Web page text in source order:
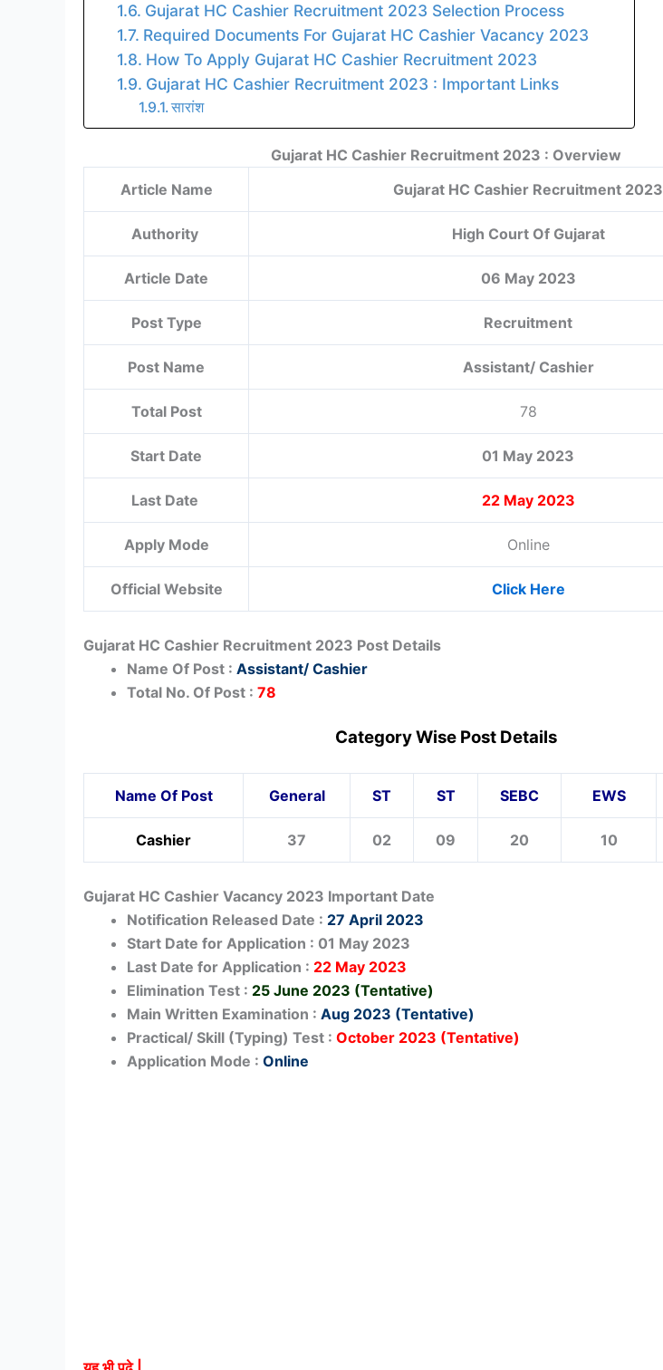
Gujarat HC Cashier Recruitment 2023 Selection Process
Required Documents For Gujarat HC Cashier Vacancy 2023
How To Apply Gujarat HC Cashier Recruitment 2023
Gujarat HC Cashier Recruitment 2023 : Important Links
सारांश
Gujarat HC Cashier Recruitment 2023 : Overview
Article Name
Gujarat HC Cashier Recruitment 2023
Authority High Court Of Gujarat
Article Date 06 May 2023
Post Type Recruitment
Post Name Assistant/ Cashier
Total Post 78
Start Date 01 May 2023
Last Date 22 May 2023
Apply Mode Online
Official Website Click Here
Gujarat HC Cashier Recruitment 2023 Post Details
Name Of Post : Assistant/ Cashier
Total No. Of Post : 78
Category Wise Post Details
Name Of Post General ST ST SEBC EWS
Cashier 37 02 09 20 10
Gujarat HC Cashier Vacancy 2023 Important Date
Notification Released Date : 27 April 2023
Start Date for Application : 01 May 2023
Last Date for Application : 22 May 2023
Elimination Test : 25 June 2023 (Tentative)
Main Written Examination : Aug 2023 (Tentative)
Practical/ Skill (Typing) Test : October 2023 (Tentative)
Application Mode : Online